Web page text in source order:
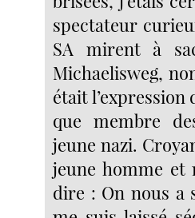
spectateur
SA mirent à
Michaelisweg,
était l’expression
que membre
jeune nazi.
jeune homme
dire : On nous a